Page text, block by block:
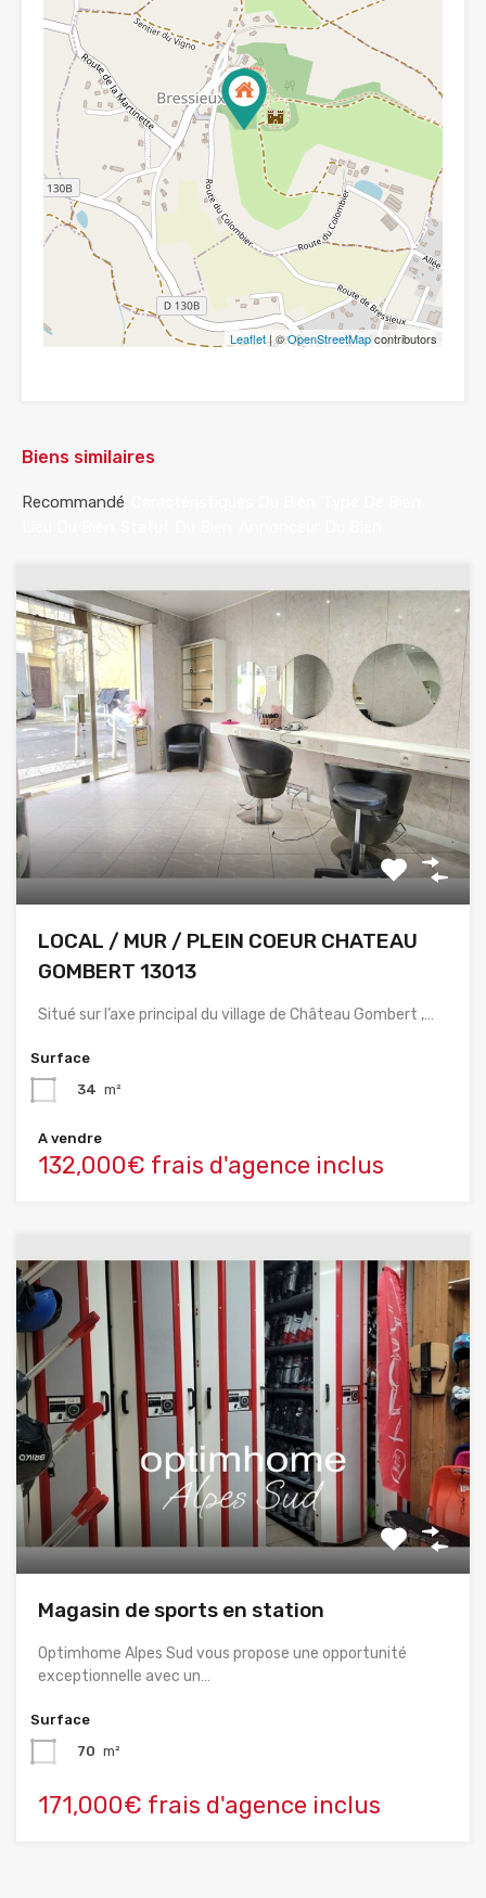
Leaflet| ©OpenStreetMapcontributors
Biens similaires
Recommandé
LOCAL / MUR / PLEIN COEUR CHATEAU
GOMBERT 13013
Situé sur l’axe principal du village de Château Gombert ,…
Surface
34 m²
A vendre
132,000€ frais d'agence inclus
Magasin de sports en station
Optimhome Alpes Sud vous propose une opportunité
exceptionnelle avec un…
Surface
70 m²
171,000€ frais d'agence inclus